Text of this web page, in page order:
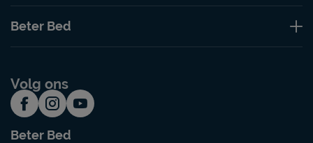
Beter Bed
Volg ons
Beter Bed